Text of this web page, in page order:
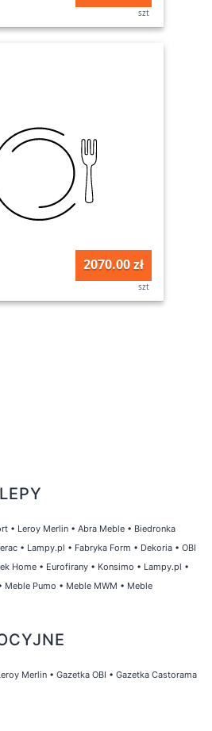
szt
2070.00 zł
szt
• Leroy Merlin • Abra Meble • Biedronka
• Lampy.pl • Fabryka Form • Dekoria • OBI
Home • Eurofirany • Konsimo • Lampy.pl •
Meble Pumo • Meble MWM • Meble
Merlin • Gazetka OBI • Gazetka Castorama